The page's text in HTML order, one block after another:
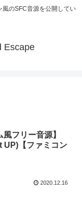
のSFC音源を公開してい
Escape
風フリー音源】
UP)【ファミコン
2020.12.16